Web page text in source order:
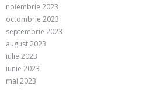
noiembrie 2023
octombrie 2023
septembrie 2023
august 2023
iulie 2023
iunie 2023
mai 2023